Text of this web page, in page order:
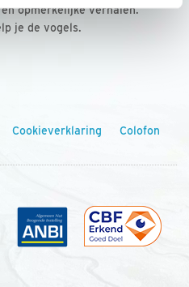
opmerkelijke verhalen.
je de vogels.
Cookieverklaring Colofon